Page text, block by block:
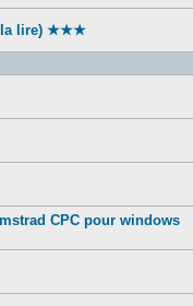
la lire) ★★★
CPC pour windows